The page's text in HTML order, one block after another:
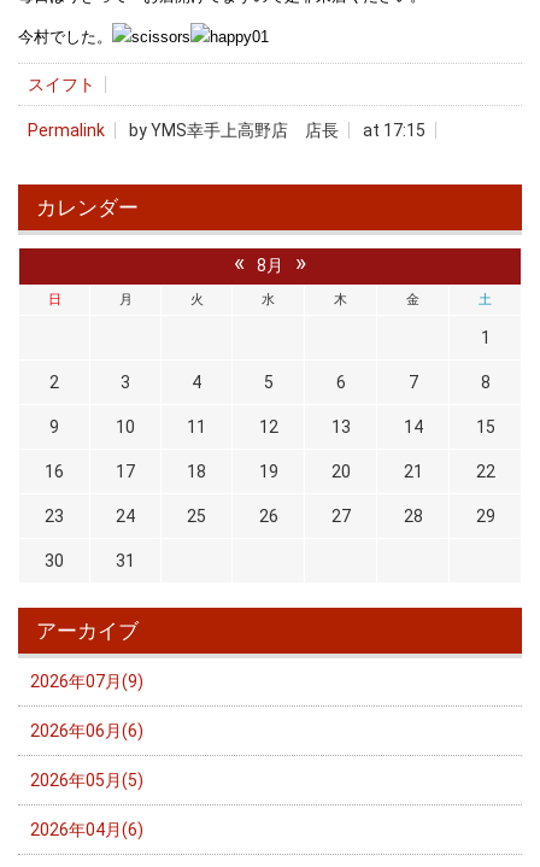
今村でした。
スイフト
Permalink by YMS幸手上高野店 店長 at 17:15
カレンダー
« 8月 »
日 月 火 水 木 金 土
1
2 3 4 5 6 7 8
9 10 11 12 13 14 15
16 17 18 19 20 21 22
23 24 25 26 27 28 29
30 31
アーカイブ
2026年07月(9)
2026年06月(6)
2026年05月(5)
2026年04月(6)